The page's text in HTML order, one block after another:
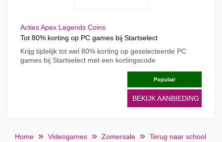
Acties Apex Legends Coins
Tot 80% korting op PC games bij Startselect
Krijg tijdelijk tot wel 80% korting op geselecteerde PC
games bij Startselect met een kortingscode
Populair
BEKIJK AANBIEDING
Home Videogames Zomersale
Terug naar school